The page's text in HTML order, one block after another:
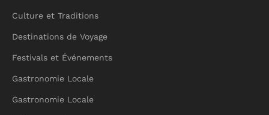
Culture et Traditions
Destinations de Voyage
Festivals et Événements
Gastronomie Locale
Gastronomie Locale